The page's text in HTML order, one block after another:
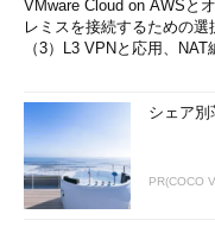
VMware Cloud on AWSと
レミスを接続するための選
（3）L3 VPNと応用、NAT
シェア別
PR(COCO